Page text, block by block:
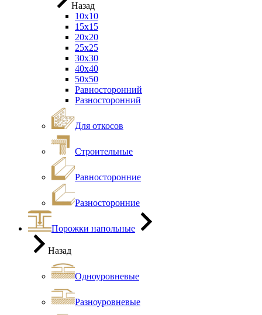
Назад
10х10
15х15
20х20
25х25
30х30
40х40
50х50
Равносторонний
Разносторонний
Для откосов
Строительные
Равносторонние
Разносторонние
Порожки напольные
Назад
Одноуровневые
Разноуровневые